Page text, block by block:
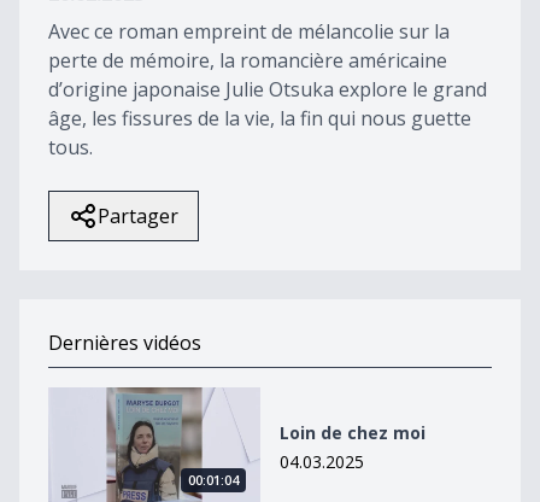
seconds
Avec ce roman empreint de mélancolie sur la
perte de mémoire, la romancière américaine
d’origine japonaise Julie Otsuka explore le grand
âge, les fissures de la vie, la fin qui nous guette
tous.
Partager
Dernières vidéos
Loin de chez moi
00:01:04
Loin de chez moi
04.03.2025